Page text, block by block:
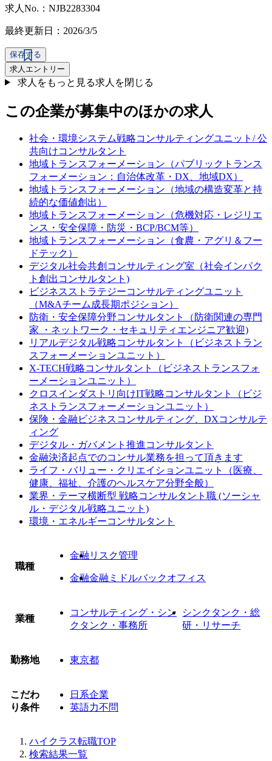
求人No.：NJB2283304
最終更新日：2026/3/5
保存する
求人エントリー
求人をもっと見る求人を閉じる
この企業が募集中のほかの求人
社会・環境システム戦略コンサルティングユニット/ 公
共向けコンサルタント
地域トランスフォーメーション（パブリックトランス
フォーメーション：自治体改革・DX、地域DX）
地域トランスフォーメーション（地域の構造変革と持
続的な価値創出）
地域トランスフォーメーション（危機対応・レジリエ
ンス・安全保障・防災・BCP/BCM等）
地域トランスフォーメーション（食農・アグリ＆フー
ドテック）
デジタル社会共創コンサルティング室（社会インパク
ト創出コンサルタント)
ビジネスストラテジーコンサルティングユニット
（M&Aチーム成長期ポジション）
防衛・安全保障分野コンサルタント（防衛関連の専門
家 ・ネットワーク・セキュリティエンジニア歓迎)
リアルデジタル戦略コンサルタント（ビジネストラン
スフォーメーションユニット）
X-TECH戦略コンサルタント（ビジネストランスフォ
ーメーションユニット）
クロスインダストリ向けIT戦略コンサルタント（ビジ
ネストランスフォーメーションユニット）
保険・金融ビジネスコンサルティング、DXコンサルテ
ィング
デジタル・ガバメント推進コンサルタント
金融決済起点でのコンサル業務を担って頂きます
ライフ・バリュー・クリエイションユニット（医療、
健康、福祉、介護のヘルスケア分野全般）
業界・テーマ横断型 戦略コンサルタント職 (ソーシャ
ル・デジタル戦略ユニット)
環境・エネルギーコンサルタント
職種
金融 リスク管理
金融金融ミドルバックオフィス
業種
コンサルティング・シン
クタンク・事務所
シンクタンク・総
研・リサーチ
勤務地 東京都
こだわ
り条件
日系企業
英語力不問
ハイクラス転職TOP
検索結果一覧